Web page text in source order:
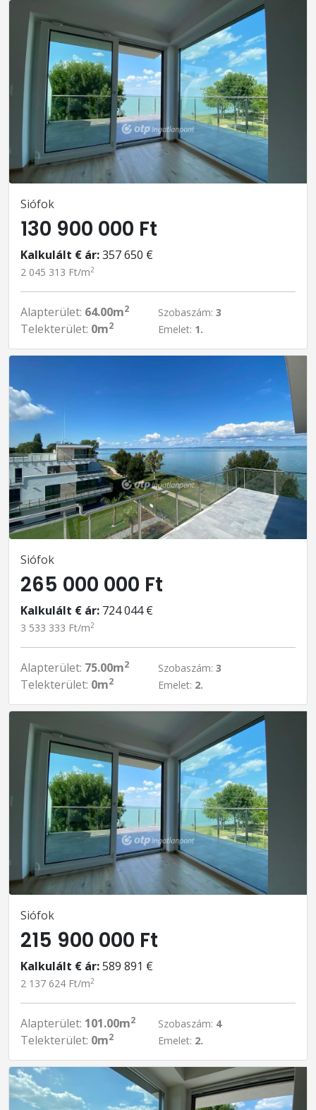
Siófok
130 900 000 Ft
Kalkulált € ár:357 650 €
2 045 313 Ft/m2
Alapterület: 64.00m2
Telekterület: 0m2
Szobaszám: 3
Emelet: 1.
Siófok
265 000 000 Ft
Kalkulált € ár: 724 044 €
3 533 333 Ft/m2
Alapterület: 75.00m2
Telekterület: 0m2
Szobaszám: 3
Emelet: 2.
Siófok
215 900 000 Ft
Kalkulált € ár:589 891 €
2 137 624 Ft/m2
Alapterület: 101.00m2
Telekterület: 0m2
Szobaszám: 4
Emelet: 2.